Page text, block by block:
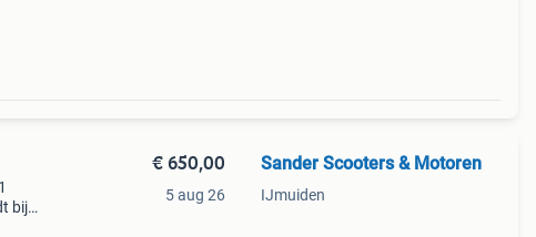
bij
€ 650,00
5 aug 26
Sander Scooters & Motoren
IJmuiden